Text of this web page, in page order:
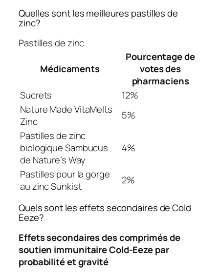
Quelles sont les meilleures pastilles de
zinc?
Pastilles de zinc
Médicaments
Pourcentage de
votes des
pharmaciens
Sucrets
12%
Nature Made VitaMelts
Zinc
5%
Pastilles de zinc
biologique Sambucus
de Nature’s Way
4%
Pastilles pour la gorge
au zinc Sunkist
2%
Quels sont les effets secondaires de Cold
Eeze?
Effets secondaires des comprimés de
soutien immunitaire Cold-Eeze par
probabilité et gravité